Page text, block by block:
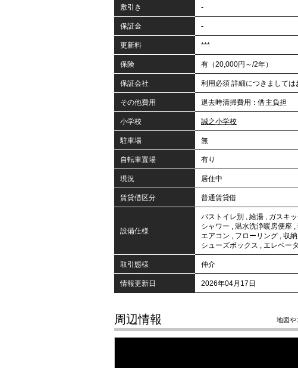
敷引き -
保証金 -
更新料 ***
保険 有（20,000円～/2年）
保証会社 利用必須 詳細につきまして
その他費用 退去時清掃費用：借主負担
小学校 誠之小学校
駐車場 無
自転車置場 有り
現況 居住中
賃貸借区分 普通賃貸借
設備仕様
バストイレ別 , 給湯 , ガスキ
シャワー , 温水洗浄暖房便座 ,
エアコン , フローリング , 収納
シューズボックス , エレベー
取引態様 仲介
情報更新日 2026年04月17日
周辺情報 地図や